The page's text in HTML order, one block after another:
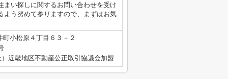
い探しに関するお問い合わせを受け
よう努めて参りますので、まずはお気
町小松原４丁目６３－２
近畿地区不動産公正取引協議会加盟